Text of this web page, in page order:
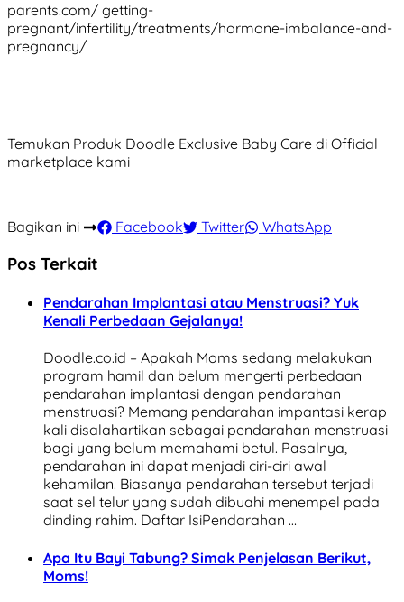
parents.com/ getting-
pregnant/infertility/treatments/hormone-imbalance-and-
pregnancy/
Temukan Produk Doodle Exclusive Baby Care di Official
marketplace kami
Bagikan ini Facebook Twitter WhatsApp
Pos Terkait
Pendarahan Implantasi atau Menstruasi? Yuk
Kenali Perbedaan Gejalanya!
Doodle.co.id – Apakah Moms sedang melakukan
program hamil dan belum mengerti perbedaan
pendarahan implantasi dengan pendarahan
menstruasi? Memang pendarahan impantasi kerap
kali disalahartikan sebagai pendarahan menstruasi
bagi yang belum memahami betul. Pasalnya,
pendarahan ini dapat menjadi ciri-ciri awal
kehamilan. Biasanya pendarahan tersebut terjadi
saat sel telur yang sudah dibuahi menempel pada
dinding rahim. Daftar IsiPendarahan …
Apa Itu Bayi Tabung? Simak Penjelasan Berikut,
Moms!